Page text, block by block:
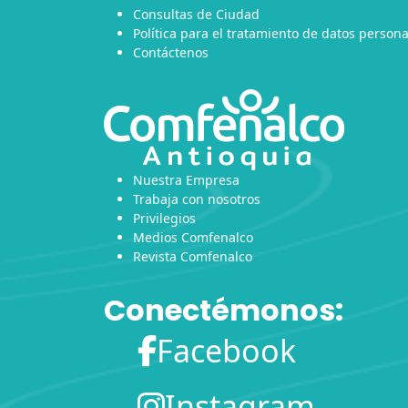
Consultas de Ciudad
Política para el tratamiento de datos
Contáctenos
Nuestra Empresa
Trabaja con nosotros
Privilegios
Medios Comfenalco
Revista Comfenalco
Conectémonos:
Facebook